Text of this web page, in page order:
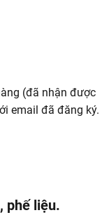
(đã nhận được
email đã đăng ký.
phế liệu.